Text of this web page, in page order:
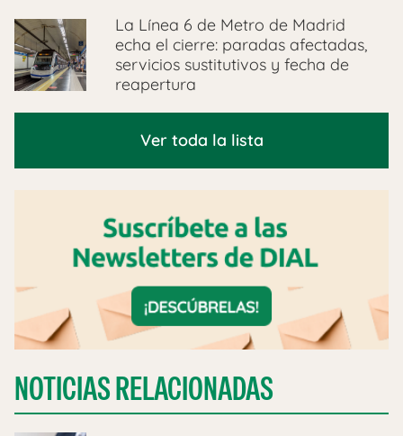
La Línea 6 de Metro de Madrid
echa el cierre: paradas afectadas,
servicios sustitutivos y fecha de
reapertura
Ver toda la lista
NOTICIAS RELACIONADAS